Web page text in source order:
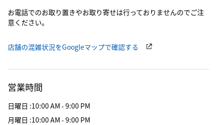
お電話でのお取り置きやお取り寄せは行っておりませんのでご注
意ください。
店舗の混雑状況をGoogleマップで確認する
営業時間
日曜日 :10:00 AM - 9:00 PM
月曜日 :10:00 AM - 9:00 PM